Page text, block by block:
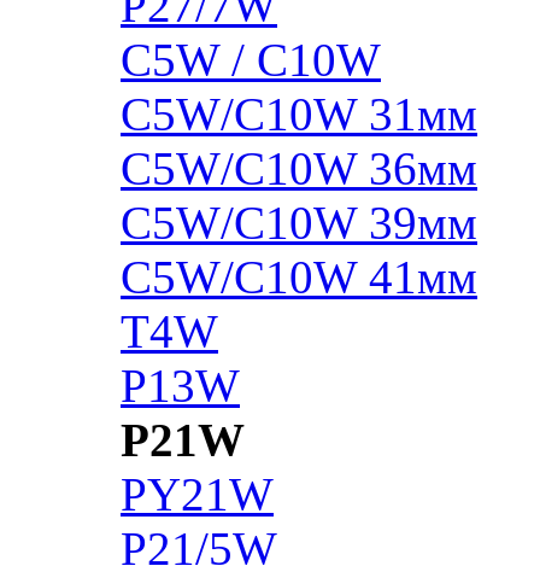
C5W / C10W
C5W/C10W 31мм
C5W/C10W 36мм
C5W/C10W 39мм
C5W/C10W 41мм
T4W
P13W
P21W
PY21W
P21/5W